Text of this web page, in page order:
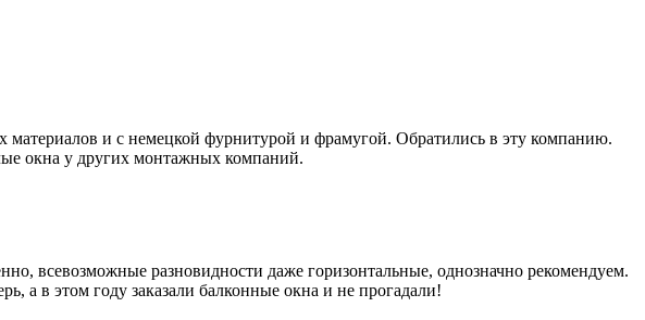
и с немецкой фурнитурой и фрамугой. Обратились в эту компанию.
окна у других монтажных компаний.
всевозможные разновидности даже горизонтальные, однозначно рекомендуем.
а в этом году заказали балконные окна и не прогадали!